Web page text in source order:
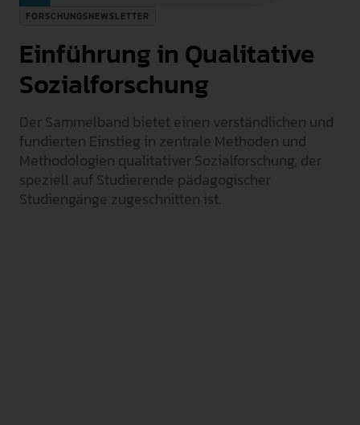
FORSCHUNGSNEWSLETTER
Einführung in Qualitative
Sozialforschung
Der Sammelband bietet einen verständlichen und
fundierten Einstieg in zentrale Methoden und
Methodologien qualitativer Sozialforschung, der
speziell auf Studierende pädagogischer
Studiengänge zugeschnitten ist.